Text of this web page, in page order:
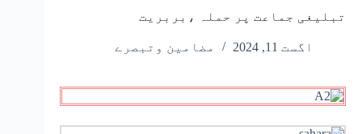
تبلیغی جماعت پر حملہ ،بربریت
اگست 11, 2024 مضامین وتبصرے